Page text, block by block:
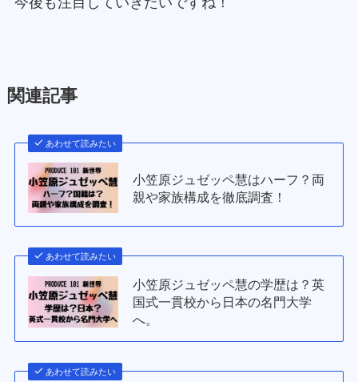
関連記事
あわせて読みたい
小笠原ジュゼッペ慧はハーフ？両
親や家族構成を徹底調査！
あわせて読みたい
小笠原ジュゼッペ慧の学歴は？英
国式一貫校から日本の名門大学
へ。
あわせて読みたい